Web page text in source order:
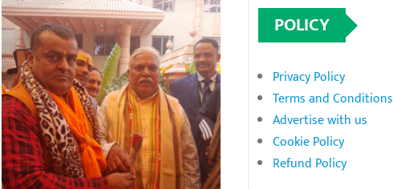
POLICY
Privacy Policy
Terms and Conditions
Advertise with us
Cookie Policy
Refund Policy